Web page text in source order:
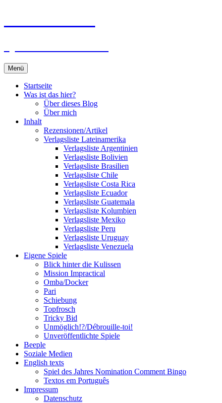
Menü
Startseite
Was ist das hier?
Über dieses Blog
Über mich
Inhalt
Rezensionen/Artikel
Verlagsliste Lateinamerika
Verlagsliste Argentinien
Verlagsliste Bolivien
Verlagsliste Brasilien
Verlagsliste Chile
Verlagsliste Costa Rica
Verlagsliste Ecuador
Verlagsliste Guatemala
Verlagsliste Kolumbien
Verlagsliste Mexiko
Verlagsliste Peru
Verlagsliste Uruguay
Verlagsliste Venezuela
Eigene Spiele
Blick hinter die Kulissen
Mission Impractical
Omba/Docker
Pari
Schiebung
Topfrosch
Tricky Bid
Unmöglich!?/Débrouille-toi!
Unveröffentlichte Spiele
Beeple
Soziale Medien
English texts
Spiel des Jahres Nomination Comment Bingo
Textos em Português
Impressum
Datenschutz